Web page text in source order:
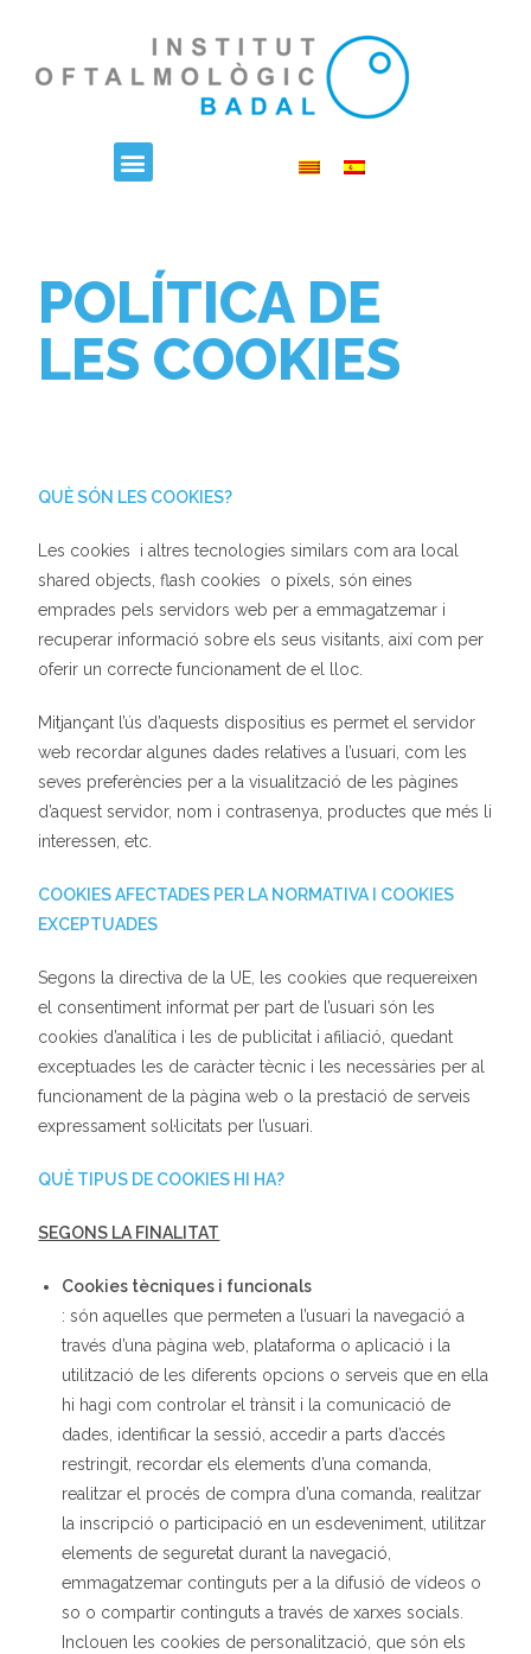
POLÍTICA DE
LES COOKIES
QUÈ SÓN LES COOKIES?
Les cookies i altres tecnologies similars com ara local
shared objects, flash cookies o píxels, són eines
emprades pels servidors web per a emmagatzemar i
recuperar informació sobre els seus visitants, així com per
oferir un correcte funcionament de el lloc.
Mitjançant l’ús d’aquests dispositius es permet el servidor
web recordar algunes dades relatives a l’usuari, com les
seves preferències per a la visualització de les pàgines
d’aquest servidor, nom i contrasenya, productes que més li
interessen, etc.
COOKIES AFECTADES PER LA NORMATIVA I COOKIES
EXCEPTUADES
Segons la directiva de la UE, les cookies que requereixen
el consentiment informat per part de l’usuari són les
cookies d’analítica i les de publicitat i afiliació, quedant
exceptuades les de caràcter tècnic i les necessàries per al
funcionament de la pàgina web o la prestació de serveis
expressament sol·licitats per l’usuari.
QUÈ TIPUS DE COOKIES HI HA?
SEGONS LA FINALITAT
Cookies tècniques i funcionals
: són aquelles que permeten a l’usuari la navegació a
través d’una pàgina web, plataforma o aplicació i la
utilització de les diferents opcions o serveis que en ella
hi hagi com controlar el trànsit i la comunicació de
dades, identificar la sessió, accedir a parts d’accés
restringit, recordar els elements d’una comanda,
realitzar el procés de compra d’una comanda, realitzar
la inscripció o participació en un esdeveniment, utilitzar
elements de seguretat durant la navegació,
emmagatzemar continguts per a la difusió de vídeos o
so o compartir continguts a través de xarxes socials.
Inclouen les cookies de personalització, que són els